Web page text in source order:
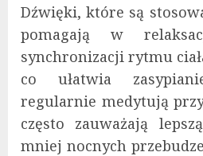
Dźwięki, które są
pomagają w
synchronizacji rytmu
co ułatwia
regularnie medytują
często zauważają
mniej nocnych